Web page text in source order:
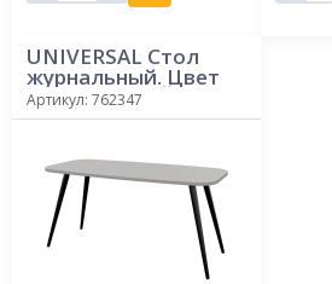
UNIVERSAL Стол
журнальный. Цвет
ПЕРСИДСКИЙ
ЖЕМЧУГ
Артикул: 762347